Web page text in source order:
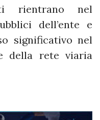
rientrano nel
dell’ente e
significativo nel
della rete viaria